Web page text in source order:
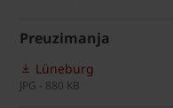
Preuzimanja
Lüneburg
JPG - 880 KB